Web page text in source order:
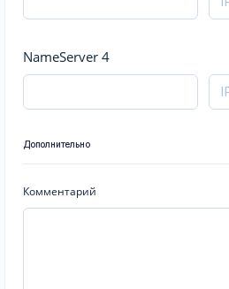
NameServer 4
Дополнительно
Комментарий